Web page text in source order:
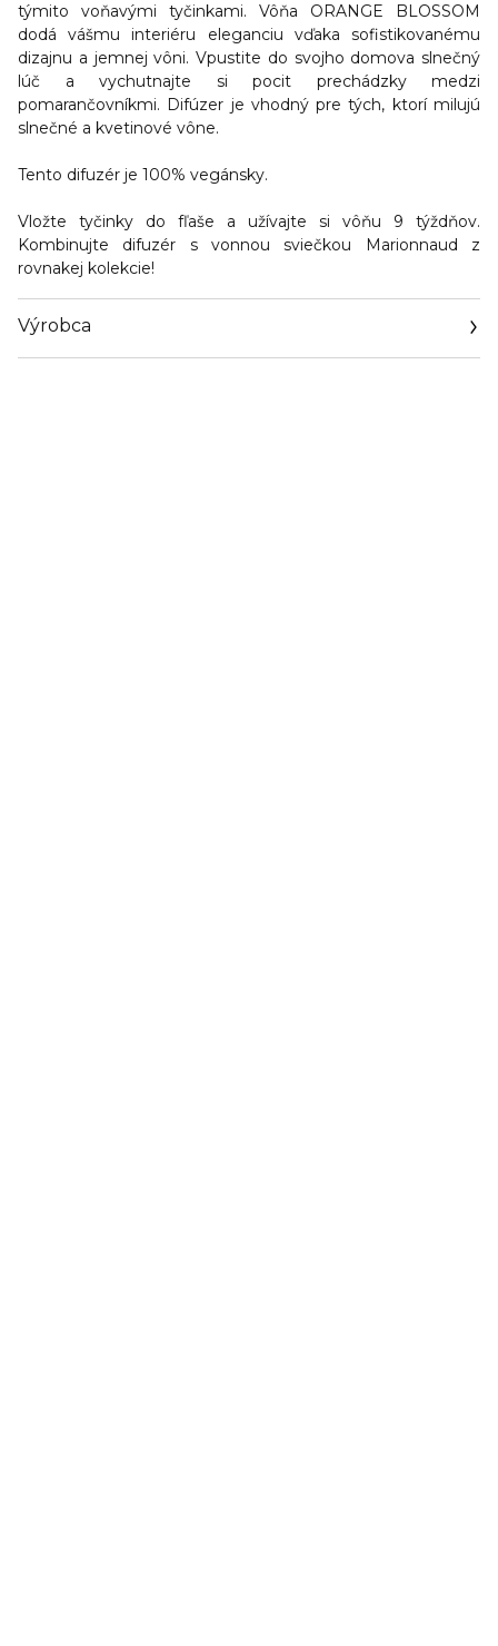
týmito voňavými tyčinkami. Vôňa ORANGE BLOSSOM
dodá vášmu interiéru eleganciu vďaka sofistikovanému
dizajnu a jemnej vôni. Vpustite do svojho domova slnečný
lúč a vychutnajte si pocit prechádzky medzi
pomarančovníkmi. Difúzer je vhodný pre tých, ktorí milujú
slnečné a kvetinové vône.
Tento difuzér je 100% vegánsky.
Vložte tyčinky do fľaše a užívajte si vôňu 9 týždňov.
Kombinujte difuzér s vonnou sviečkou Marionnaud z
rovnakej kolekcie!
Výrobca